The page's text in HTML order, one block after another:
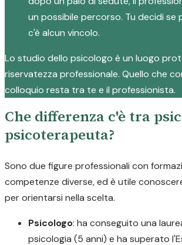
un possibile percorso. Tu decidi se
c'è alcun vincolo.
Lo studio dello psicologo è un luogo
riservatezza professionale. Quello che
colloquio resta tra te e il professionista.
Che differenza c'è tra
psicoterapeuta?
Sono due figure professionali con
competenze diverse, ed è utile
per orientarsi nella scelta.
Psicologo: ha conseguito una
psicologia (5 anni) e ha superato